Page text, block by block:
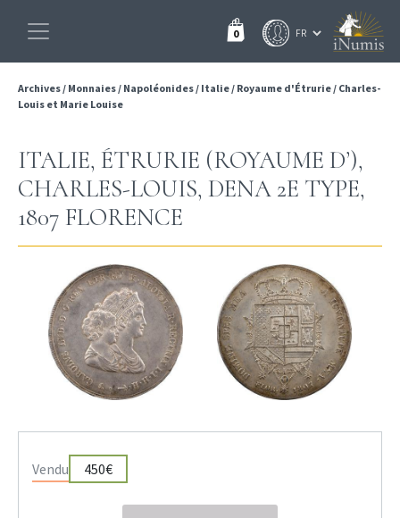
0
Archives/ Monnaies/ Napoléonides/ Italie/ Royaume d'Étrurie/ Charles-
Louis et Marie Louise
ITALIE, ÉTRURIE (ROYAUME D’),
CHARLES-LOUIS, DENA 2E TYPE,
1807 FLORENCE
Vendu 450€